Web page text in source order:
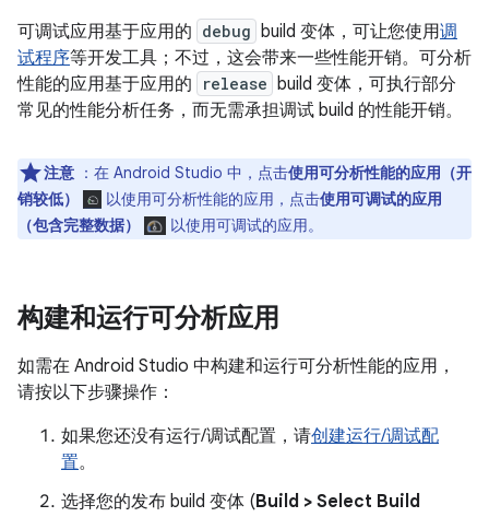
可调试应用基于应用的 debug build 变体，可让您使用调
试程序等开发工具；不过，这会带来一些性能开销。可分析
性能的应用基于应用的
release build 变体，可执行部分
常见的性能分析任务，而无需承担调试 build 的性能开销。
注意 ：在 Android Studio 中，点击使用可分析性能的应用（开
销较低）
以使用可分析性能的应用，点击使用可调试的应用
（包含完整数据）
以使用可调试的应用。
构建和运行可分析应用
如需在 Android Studio 中构建和运行可分析性能的应用，
请按以下步骤操作：
如果您还没有运行/调试配置，请创建运行/调试配
置。
选择您的发布 build 变体 (Build > Select Build